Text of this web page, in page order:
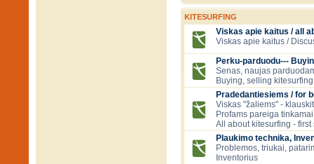
KITESURFING
Viskas apie kaitus / all
Viskas apie kaitus /
Perku-parduodu---
Senas, naujas
Buying, selling
Pradedantiesiems / for
Viskas "žaliems" -
Profams pareiga
All about kitesurfing - first
Plaukimo technika,
Problemos, triukai,
Inventorius